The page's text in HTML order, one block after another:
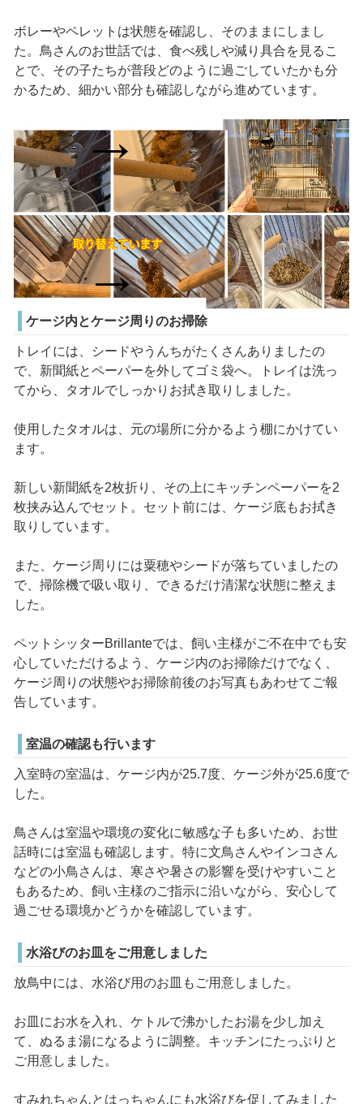
ボレーやペレットは状態を確認し、そのままにしまし
た。鳥さんのお世話では、食べ残しや減り具合を見るこ
とで、その子たちが普段どのように過ごしていたかも分
かるため、細かい部分も確認しながら進めています。
ケージ内とケージ周りのお掃除
トレイには、シードやうんちがたくさんありましたの
で、新聞紙とペーパーを外してゴミ袋へ。トレイは洗っ
てから、タオルでしっかりお拭き取りしました。
使用したタオルは、元の場所に分かるよう棚にかけてい
ます。
新しい新聞紙を2枚折り、その上にキッチンペーパーを2
枚挟み込んでセット。セット前には、ケージ底もお拭き
取りしています。
また、ケージ周りには粟穂やシードが落ちていましたの
で、掃除機で吸い取り、できるだけ清潔な状態に整えま
した。
ペットシッターBrillanteでは、飼い主様がご不在中でも安
心していただけるよう、ケージ内のお掃除だけでなく、
ケージ周りの状態やお掃除前後のお写真もあわせてご報
告しています。
室温の確認も行います
入室時の室温は、ケージ内が25.7度、ケージ外が25.6度で
した。
鳥さんは室温や環境の変化に敏感な子も多いため、お世
話時には室温も確認します。特に文鳥さんやインコさん
などの小鳥さんは、寒さや暑さの影響を受けやすいこと
もあるため、飼い主様のご指示に沿いながら、安心して
過ごせる環境かどうかを確認しています。
水浴びのお皿をご用意しました
放鳥中には、水浴び用のお皿もご用意しました。
お皿にお水を入れ、ケトルで沸かしたお湯を少し加え
て、ぬるま湯になるように調整。キッチンにたっぷりと
ご用意しました。
すみれちゃんとはっちゃんにも水浴びを促してみました